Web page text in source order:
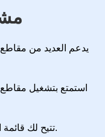
يدعم العديد من
استمتع بتشغيل
تتيح لك قائمة التنقل التحكم في التشغيل بسهولة.